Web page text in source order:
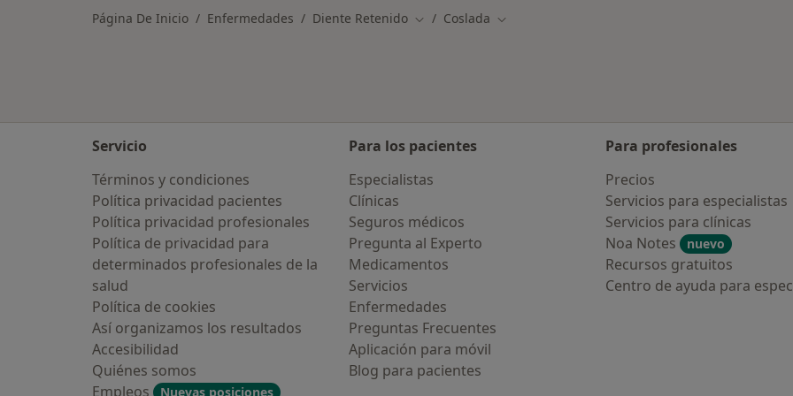
Página De Inicio Enfermedades Diente Retenido Cambiar de ciudad
Coslada Cambiar de ciudad
Servicio
Términos y condiciones
Política privacidad pacientes
Política privacidad profesionales
Política de privacidad para
determinados profesionales de la
salud
Política de cookies
Así organizamos los resultados
Accesibilidad
Quiénes somos
Empleos
Nuevas posiciones
Para los pacientes
Especialistas
Clínicas
Seguros médicos
Pregunta al Experto
Medicamentos
Servicios
Enfermedades
Preguntas Frecuentes
Aplicación para móvil
Blog para pacientes
Para profesionales
Precios
Servicios para especialistas
Servicios para clínicas
Noa Notes
nuevo
Recursos gratuitos
Centro de ayuda para